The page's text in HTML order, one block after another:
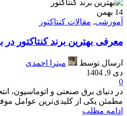
14 بهمن
آموزشی, مقالات کنتاکتور
معرفی بهترین برند کنتاکتور در
ارسال توسط
میترا احمدی
دی 9, 1404
0
در دنیای برق صنعتی و اتوماسیون،
مطمئن یکی از کلیدی‌ترین عوامل
ادامه مطلب